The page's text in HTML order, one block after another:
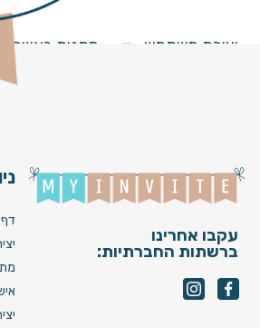
יצירת משתמש מתנות באשראי
ברכת
עקבו אחרינו
ברשתות החברתיות: